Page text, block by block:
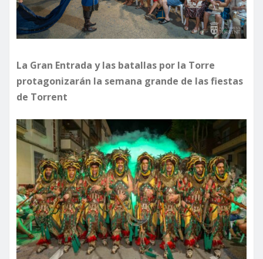
La Gran Entrada y las batallas por la Torre
protagonizarán la semana grande de las fiestas
de Torrent